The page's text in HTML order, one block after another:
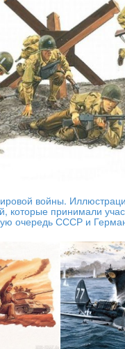
войны.
которые принимали
очередь СССР и